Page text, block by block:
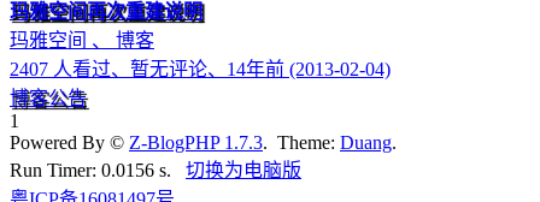
玛雅空间再次重建说明
玛雅空间 、 博客
2407 人看过、暂无评论、14年前 (2013-02-04)
博客公告
1
Powered By © Z-BlogPHP 1.7.3. Theme: Duang.
Run Timer: 0.0156 s. 切换为电脑版